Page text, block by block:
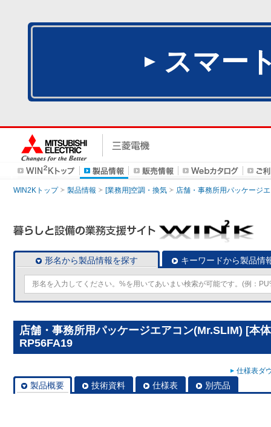
スマー
WIN2Kトップ 製品情報 [業務用]空調・換気 店舗・事務所用パッケージ
形名から製品情報を探す キーワードから製品情
店舗・事務所用パッケージエアコン(Mr.SLIM) [本
RP56FA19
仕様表ダ
製品概要 技術資料 仕様表 別売品